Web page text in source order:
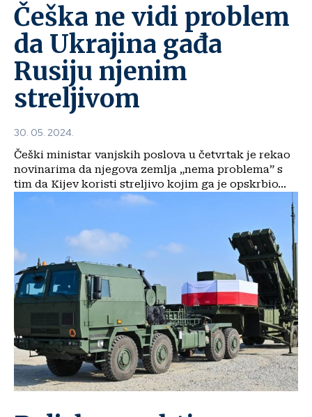
Češka ne vidi problem
da Ukrajina gađa
Rusiju njenim
streljivom
30. 05. 2024.
Češki ministar vanjskih poslova u četvrtak je rekao
novinarima da njegova zemlja „nema problema” s
tim da Kijev koristi streljivo kojim ga je opskrbio...